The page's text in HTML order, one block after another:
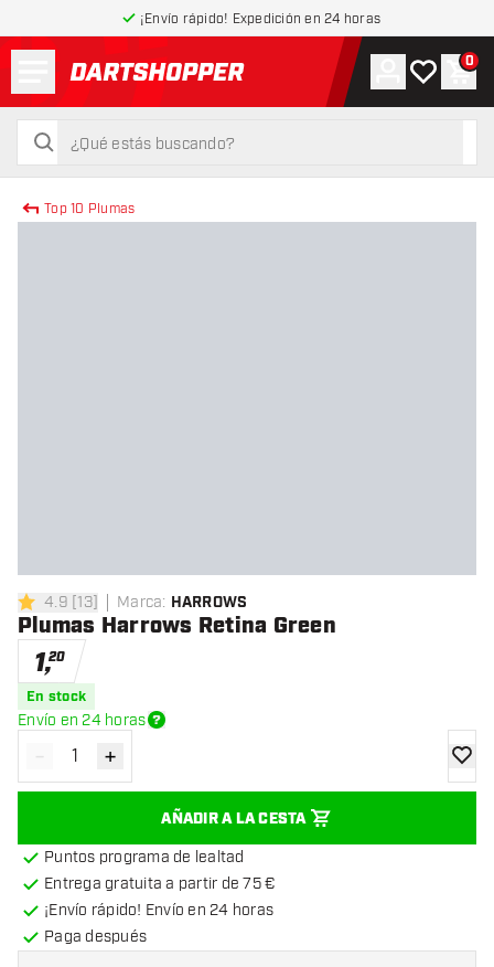
¡Envío rápido! Expedición en 24 horas
volver a la página de inicio
buscar
buscar
Cuenta
Mi lista de
0
Top 10 Plumas
4.9 estrellas de puntuación
4.9 [13] Marca: HARROWS
Plumas Harrows Retina Green
1,20
En stock
Envío en 24 horas
Disminuir cantidad
- Aumentar cantidad
+
AÑADIR A LA CESTA
Puntos programa de lealtad
Entrega gratuita a partir de 75 €
¡Envío rápido! Envío en 24 horas
Paga después